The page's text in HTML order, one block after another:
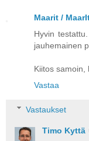
Maarit /
Hyvin
jauhemainen
Kiitos samoin,
Vastaa
Vastaukset
Timo Kyttä